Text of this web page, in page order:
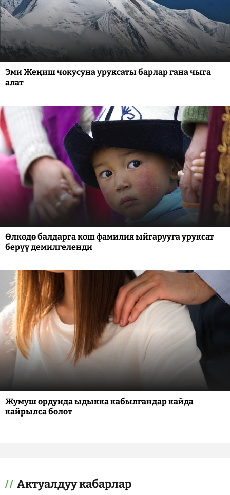
Эми Жеңиш чокусуна уруксаты барлар гана чыга
алат
Өлкөдө балдарга кош фамилия ыйгарууга уруксат
берүү демилгеленди
Жумуш ордунда ыдыкка кабылгандар кайда
кайрылса болот
Актуалдуу кабарлар